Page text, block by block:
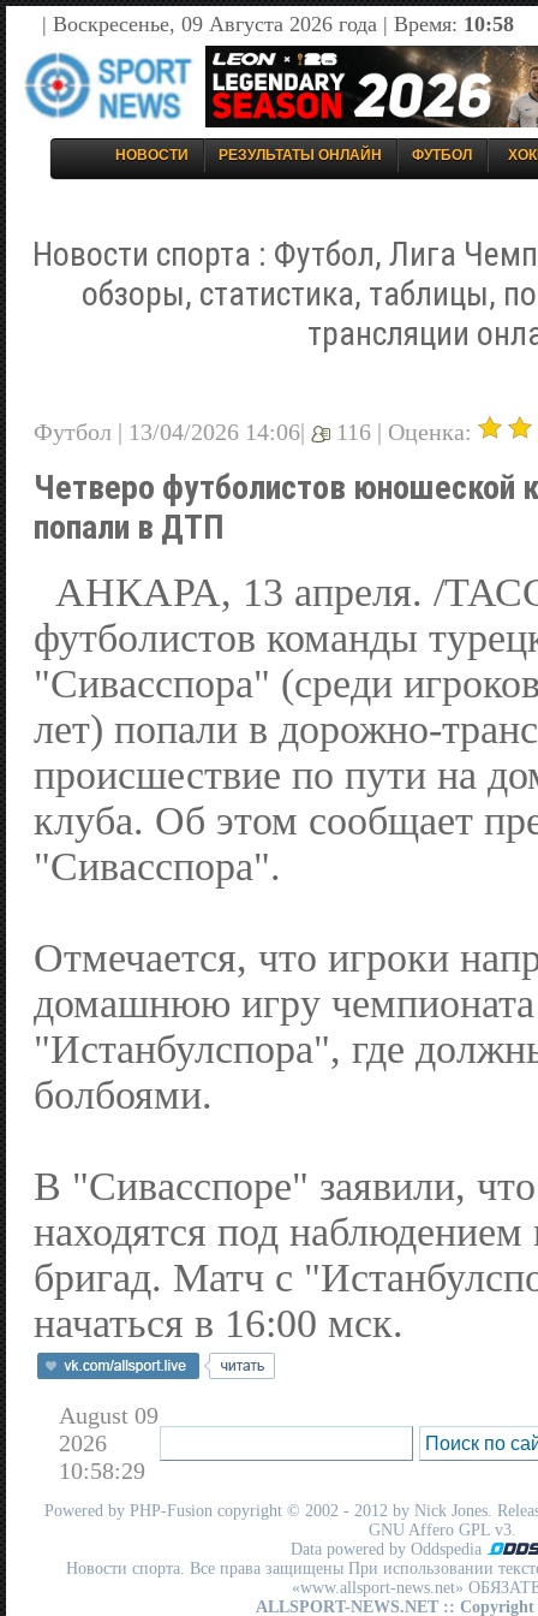
| Воскресенье, 09 Августа 2026 года | Время: 10:58
НОВОСТИ РЕЗУЛЬТАТЫ ОНЛАЙН ФУТБОЛ
Новости спорта : Футбол, Лига
обзоры, статистика, таблицы,
трансляции
Футбол | 13/04/2026 14:06| 116 | Оценка:
Четверо футболистов юношеской
попали в ДТП
АНКАРА, 13 апреля. /
футболистов команды
"Сивасспора" (среди
лет) попали в дорожно-
происшествие по пути на
клуба. Об этом сообщает
"Сивасспора".
Отмечается, что игроки
домашнюю игру
"Истанбулспора", где
болбоями.
В "Сивасспоре" заявили,
находятся под
бригад. Матч с
начаться в 16:00 мск.
August 09
2026
10:58:29
Powered by PHP-Fusion copyright © 2002 - 2012 by Nick Jones.
GNU Affero GPL v3.
Data powered by Oddspedia
Новости спорта. Все права защищены При использовании
«www.allsport-news.net»
ALLSPORT-NEWS.NET :: Copyright